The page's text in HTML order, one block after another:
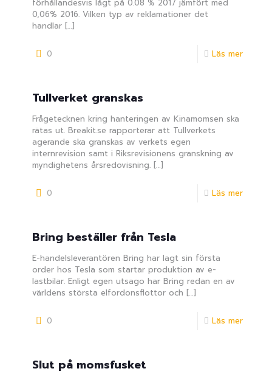
förhållandesvis lågt på 0.08 % 2017 jämfört med
0,06% 2016. Vilken typ av reklamationer det
handlar […]
0 Läs mer
Tullverket granskas
Frågetecknen kring hanteringen av Kinamomsen ska
rätas ut. Breakit.se rapporterar att Tullverkets
agerande ska granskas av verkets egen
internrevision samt i Riksrevisionens granskning av
myndighetens årsredovisning. […]
0 Läs mer
Bring beställer från Tesla
E-handelsleverantören Bring har lagt sin första
order hos Tesla som startar produktion av e-
lastbilar. Enligt egen utsago har Bring redan en av
världens största elfordonsflottor och […]
0 Läs mer
Slut på momsfusket